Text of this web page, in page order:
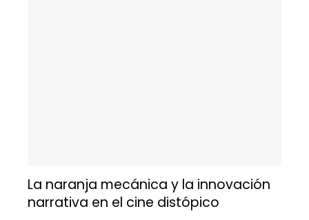
La naranja mecánica y la innovación
narrativa en el cine distópico